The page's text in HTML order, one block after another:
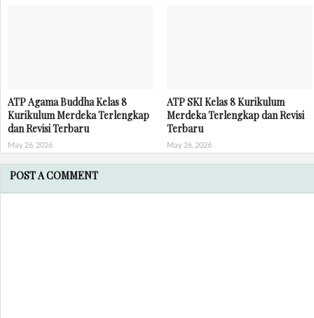
ATP Agama Buddha Kelas 8
Kurikulum Merdeka Terlengkap
dan Revisi Terbaru
May 26, 2026
ATP SKI Kelas 8 Kurikulum
Merdeka Terlengkap dan Revisi
Terbaru
May 26, 2026
POST A COMMENT